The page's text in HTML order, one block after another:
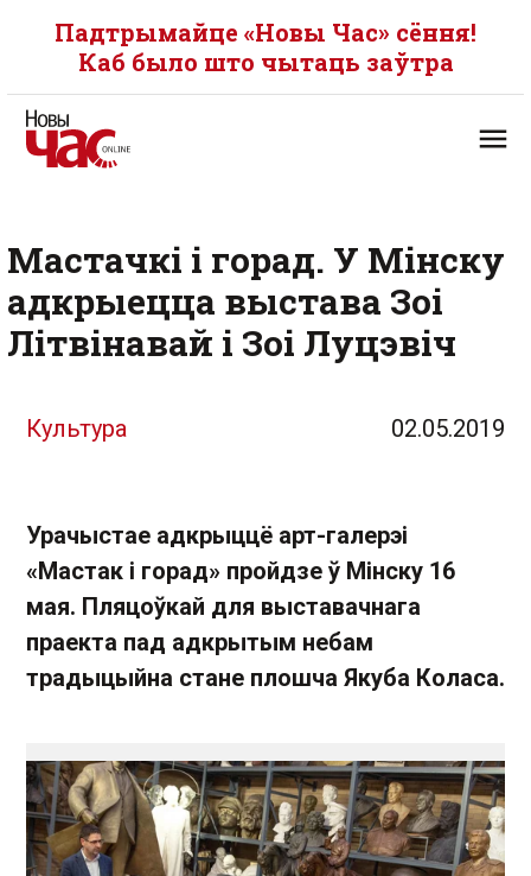
Падтрымайце «Новы Час» сёння!
Каб было што чытаць заўтра
Мастачкі і горад. У Мінску
адкрыецца выстава Зоі
Літвінавай і Зоі Луцэвіч
Культура 02.05.2019
Урачыстае адкрыццё арт-галерэі
«Мастак і горад» пройдзе ў Мінску 16
мая. Пляцоўкай для выставачнага
праекта пад адкрытым небам
традыцыйна стане плошча Якуба Коласа.